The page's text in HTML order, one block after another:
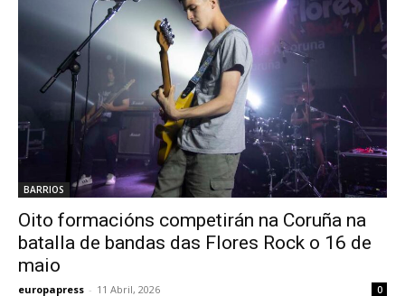
BARRIOS
Oito formacións competirán na Coruña na
batalla de bandas das Flores Rock o 16 de
maio
europapress - 11 Abril, 2026 0